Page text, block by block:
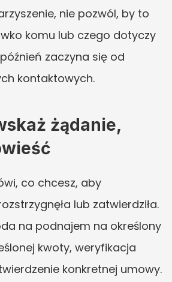
nie pozwól, by to
komu lub czego dotyczy
zaczyna się od
kontaktowych.
żądanie,
co chcesz, aby
lub zatwierdziła.
na podnajem na określony
kwoty, weryfikacja
konkretnej umowy.